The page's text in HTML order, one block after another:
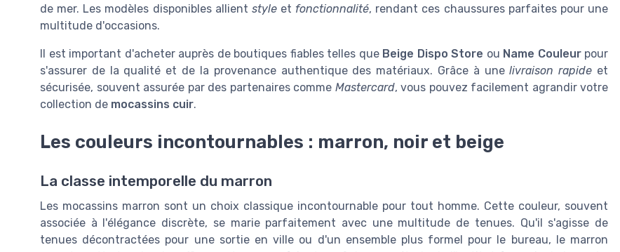
de mer. Les modèles disponibles allient styleet fonctionnalité, rendant ces chaussures parfaites pour une
multitude d'occasions.
Il est important d'acheter auprès de boutiques fiables telles que Beige Dispo Store ou Name Couleurpour
s'assurer de la qualité et de la provenance authentique des matériaux. Grâce à unelivraison rapide et
sécurisée, souvent assurée par des partenaires comme Mastercard, vous pouvez facilement agrandir votre
collection de mocassins cuir.
Les couleurs incontournables : marron, noir et beige
La classe intemporelle du marron
Les mocassins marron sont un choix classique incontournable pour tout homme. Cette couleur, souvent
associée à l'élégance discrète, se marie parfaitement avec une multitude de tenues. Qu'il s'agisse de
tenues décontractées pour une sortie en ville ou d'un ensemble plus formel pour le bureau, le marron